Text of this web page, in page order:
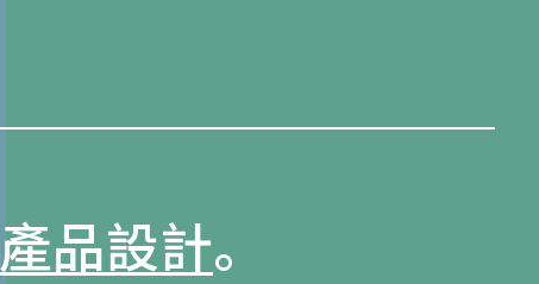
產品設計。